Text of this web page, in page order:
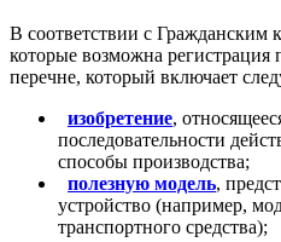
В соответствии с Гражданским
которые возможна регистрация
перечне, который включает
изобретение,
последовательности
способы производства;
полезную модель,
устройство (например,
транспортного средства);